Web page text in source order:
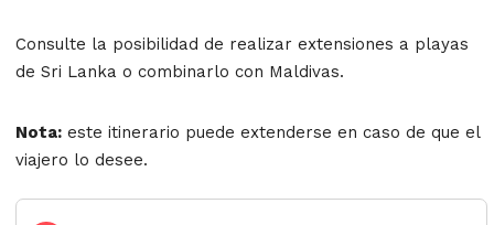
Consulte la posibilidad de realizar extensiones a playas
de Sri Lanka o combinarlo con Maldivas.
Nota: este itinerario puede extenderse en caso de que el
viajero lo desee.